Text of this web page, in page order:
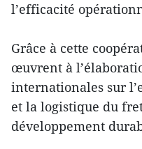
l’efficacité
Grâce à cette
œuvrent à
internationales sur
et la logistique du
développement